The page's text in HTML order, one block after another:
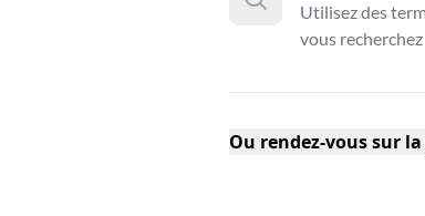
Utilisez des
vous recherchez
Ou rendez-vous sur